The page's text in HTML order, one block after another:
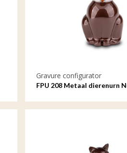
Gravure configurator
FPU 208 Metaal dierenurn